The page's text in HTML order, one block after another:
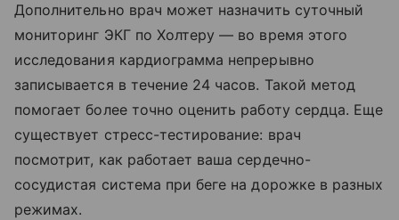
Дополнительно врач может назначить суточный
мониторинг ЭКГ по Холтеру — во время этого
исследования кардиограмма непрерывно
записывается в течение 24 часов. Такой метод
помогает более точно оценить работу сердца. Еще
существует стресс-тестирование: врач
посмотрит, как работает ваша сердечно-
сосудистая система при беге на дорожке в разных
режимах.